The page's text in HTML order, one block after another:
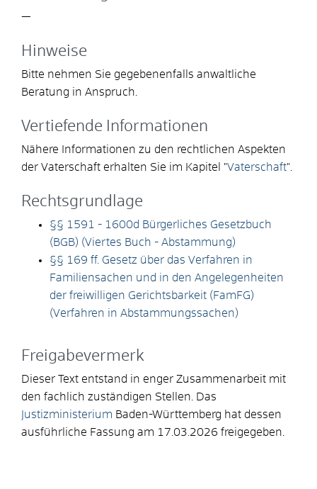
—
Hinweise
Bitte nehmen Sie gegebenenfalls anwaltliche
Beratung in Anspruch.
Vertiefende Informationen
Nähere Informationen zu den rechtlichen Aspekten
der Vaterschaft erhalten Sie im Kapitel "Vaterschaft".
Rechtsgrundlage
§§ 1591 - 1600d Bürgerliches Gesetzbuch
(BGB) (Viertes Buch - Abstammung)
§§ 169 ff. Gesetz über das Verfahren in
Familiensachen und in den Angelegenheiten
der freiwilligen Gerichtsbarkeit (FamFG)
(Verfahren in Abstammungssachen)
Freigabevermerk
Dieser Text entstand in enger Zusammenarbeit mit
den fachlich zuständigen Stellen. Das
Justizministerium Baden-Württemberg hat dessen
ausführliche Fassung am 17.03.2026 freigegeben.